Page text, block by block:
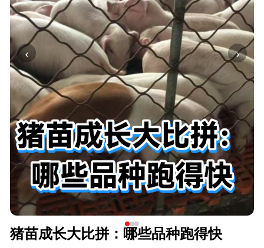
‹ ›
猪苗成长大比拼：哪些品种跑得快